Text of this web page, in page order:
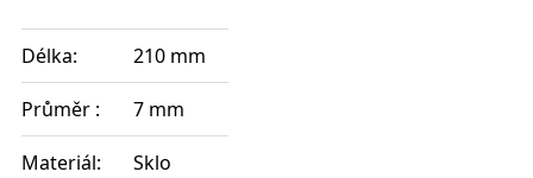
Délka: 210 mm
Průměr : 7 mm
Materiál: Sklo